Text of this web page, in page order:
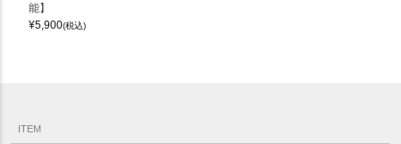
能】
¥5,900(税込)
ITEM